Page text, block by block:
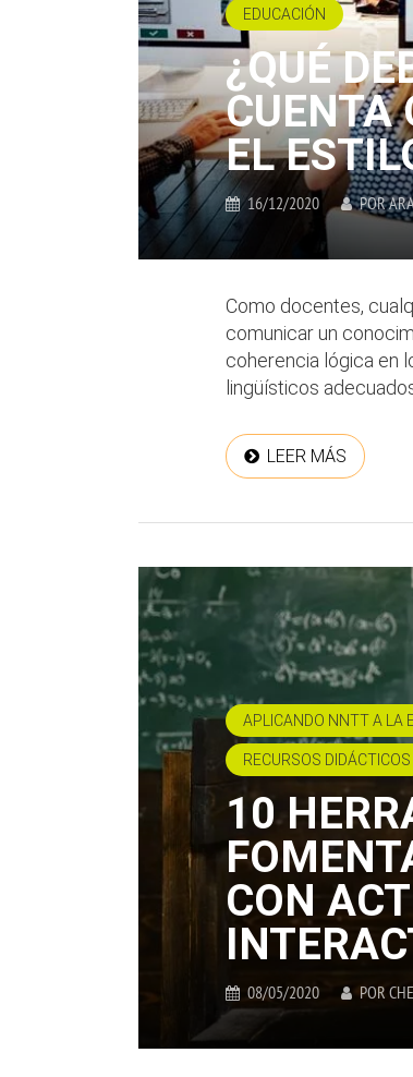
EDUCACIÓN
¿QUÉ
CUENTA
EL
16/12/2020 POR
Como docentes,
comunicar un
coherencia lógica en
lingüísticos
LEER MÁS
APLICANDO NNTT A LA
RECURSOS DIDÁCTICOS
10
CON
08/05/2020 POR